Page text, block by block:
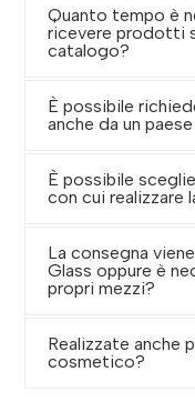
Quanto tempo è
ricevere prodotti
catalogo?
È possibile
anche da un
È possibile
con cui realizzare
La consegna
Glass oppure è
propri mezzi?
Realizzate
cosmetico?